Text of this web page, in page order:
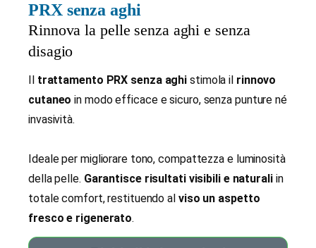
PRX senza aghi
Rinnova la pelle senza aghi e senza
disagio
Il trattamento PRX senza aghi stimola il rinnovo
cutaneo in modo efficace e sicuro, senza punture né
invasività.
Ideale per migliorare tono, compattezza e luminosità
della pelle. Garantisce risultati visibili e naturali in
totale comfort, restituendo al viso un aspetto
fresco e rigenerato.